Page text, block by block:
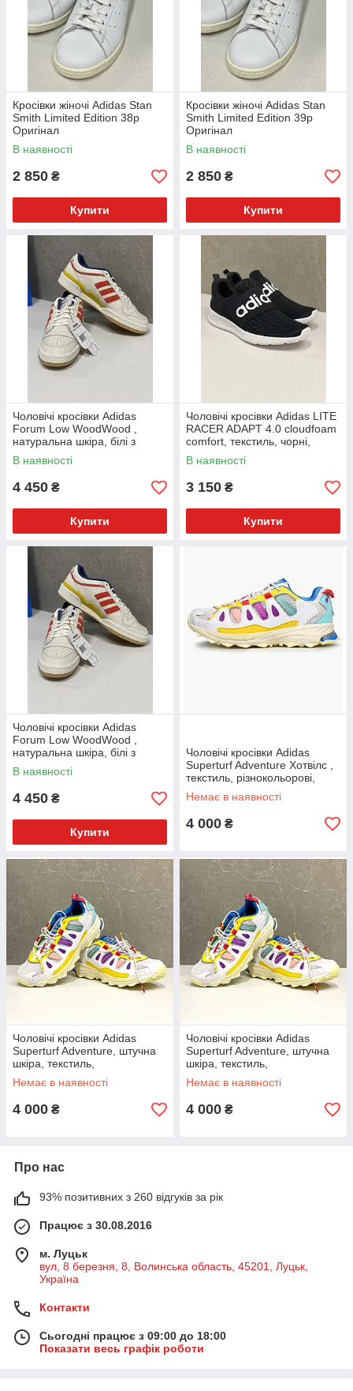
Кросівки жіночі Adidas Stan
Smith Limited Edition 38р
Оригінал
В наявності
2 850 ₴
Купити
Кросівки жіночі Adidas Stan
Smith Limited Edition 39р
Оригінал
В наявності
2 850 ₴
Купити
Чоловічі кросівки Adidas
Forum Low WoodWood ,
натуральна шкіра, білі з
червоним, розмір 43
Оригінал
В наявності
4 450 ₴
Купити
Чоловічі кросівки Adidas LITE
RACER ADAPT 4.0 cloudfoam
comfort, текстиль, чорні,
розмір 44 Оригінал
В наявності
3 150 ₴
Купити
Чоловічі кросівки Adidas
Forum Low WoodWood ,
натуральна шкіра, білі з
червоним, розмір 41
Оригінал
В наявності
4 450 ₴
Купити
Чоловічі кросівки Adidas
Superturf Adventure Хотвілс ,
текстиль, різнокольорові,
розмір 44р з коробкою
Немає в наявності
4 000 ₴
Чоловічі кросівки Adidas
Superturf Adventure, штучна
шкіра, текстиль,
різнокольорові, розмір 43р з
коробкою
Немає в наявності
4 000 ₴
Чоловічі кросівки Adidas
Superturf Adventure, штучна
шкіра, текстиль,
різнокольорові, розмір 42р з
коробкою
Немає в наявності
4 000 ₴
Про нас
93% позитивних з 260 відгуків за рік
Працює з 30.08.2016
м. Луцьк
вул, 8 березня, 8, Волинська область, 45201, Луцьк,
Україна
Контакти
Сьогодні працює з 09:00 до 18:00
Показати весь графік роботи